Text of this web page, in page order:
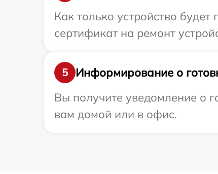
Как только устройство
сертификат на ремонт
5
Информирование о
Вы получите уведомление о
вам домой или в офис.